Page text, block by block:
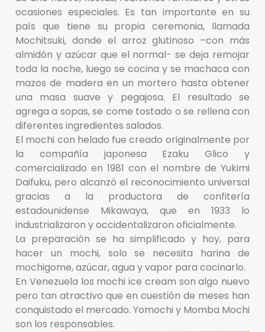
ocasiones especiales. Es tan importante en su
país que tiene su propia ceremonia, llamada
Mochitsuki, donde el arroz glutinoso –con más
almidón y azúcar que el normal- se deja remojar
toda la noche, luego se cocina y se machaca con
mazos de madera en un mortero hasta obtener
una masa suave y pegajosa. El resultado se
agrega a sopas, se come tostado o se rellena con
diferentes ingredientes salados.
El mochi con helado fue creado originalmente por
la compañía japonesa Ezaku Glico y
comercializado en 1981 con el nombre de Yukimi
Daifuku, pero alcanzó el reconocimiento universal
gracias a la productora de confitería
estadounidense Mikawaya, que en 1933 lo
industrializaron y occidentalizaron oficialmente.
La preparación se ha simplificado y hoy, para
hacer un mochi, solo se necesita harina de
mochigome, azúcar, agua y vapor para cocinarlo.
En Venezuela los mochi ice cream son algo nuevo
pero tan atractivo que en cuestión de meses han
conquistado el mercado. Yomochi y Momba Mochi
son los responsables.